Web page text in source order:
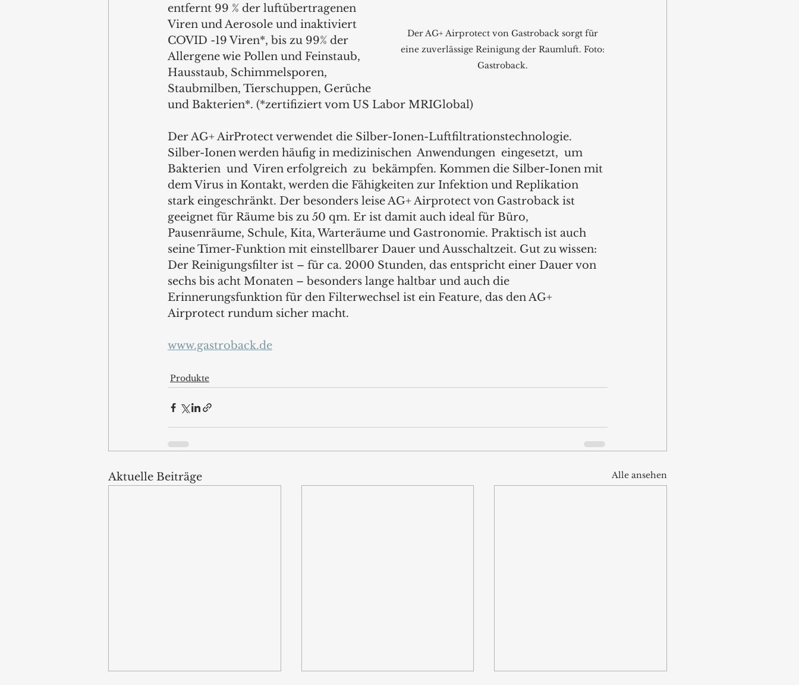
Der AG+ Airprotect von Gastroback sorgt für
eine zuverlässige Reinigung der Raumluft. Foto:
Gastroback.
entfernt 99 % der luftübertragenen
Viren und Aerosole und inaktiviert
COVID -19 Viren*, bis zu 99% der
Allergene wie Pollen und Feinstaub,
Hausstaub, Schimmelsporen,
Staubmilben, Tierschuppen, Gerüche
und Bakterien*. (*zertifiziert vom US Labor MRIGlobal)
Der AG+ AirProtect verwendet die Silber-Ionen-Luftfiltrationstechnologie.
Silber-Ionen werden häufig in medizinischen  Anwendungen  eingesetzt,  um
Bakterien  und  Viren erfolgreich  zu  bekämpfen. Kommen die Silber-Ionen mit
dem Virus in Kontakt, werden die Fähigkeiten zur Infektion und Replikation
stark eingeschränkt. Der besonders leise AG+ Airprotect von Gastroback ist
geeignet für Räume bis zu 50 qm. Er ist damit auch ideal für Büro,
Pausenräume, Schule, Kita, Warteräume und Gastronomie. Praktisch ist auch
seine Timer-Funktion mit einstellbarer Dauer und Ausschaltzeit. Gut zu wissen:
Der Reinigungsfilter ist – für ca. 2000 Stunden, das entspricht einer Dauer von
sechs bis acht Monaten – besonders lange haltbar und auch die
Erinnerungsfunktion für den Filterwechsel ist ein Feature, das den AG+
Airprotect rundum sicher macht.
www.gastroback.de
Produkte
Aktuelle Beiträge Alle ansehen